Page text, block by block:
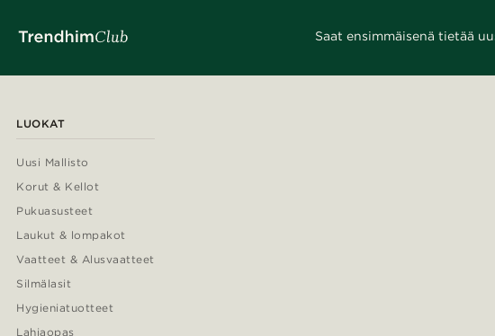
Saat ensimmäisenä tietää
LUOKAT
Uusi Mallisto
Korut & Kellot
Pukuasusteet
Laukut & lompakot
Vaatteet & Alusvaatteet
Silmälasit
Hygieniatuotteet
Lahjaopas